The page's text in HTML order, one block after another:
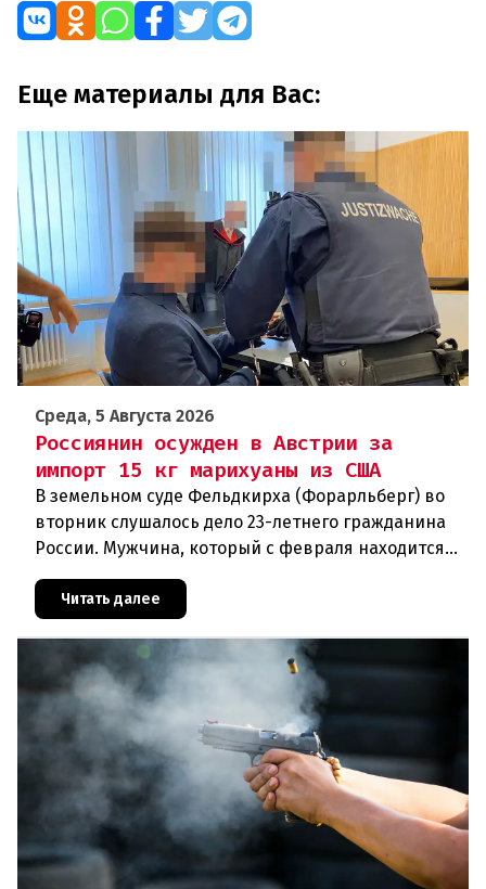
Еще материалы для Вас:
Среда, 5 Августа 2026
Россиянин осужден в Австрии за
импорт 15 кг марихуаны из США
В земельном суде Фельдкирха (Форарльберг) во
вторник слушалось дело 23-летнего гражданина
России. Мужчина, который с февраля находится
под стражей, обвинялся в том, что на протяжении
полугода организо
Читать далее